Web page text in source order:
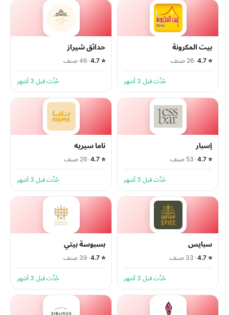
بيت المكرونة
⭐ 4.7 26 صنف
حُدِّث قبل 3 أشهر
حدائق شيراز
⭐ 4.7 46 صنف
حُدِّث قبل 3 أشهر
إسبار
⭐ 4.7 53 صنف
حُدِّث قبل 3 أشهر
ناما سيريه
⭐ 4.7 26 صنف
حُدِّث قبل 3 أشهر
سبايس
⭐ 4.7 33 صنف
حُدِّث قبل 3 أشهر
بسبوسة بيتي
⭐ 4.7 39 صنف
حُدِّث قبل 3 أشهر